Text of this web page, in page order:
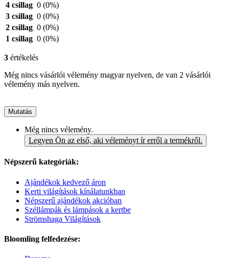
4 csillag 0 (0%)
3 csillag 0 (0%)
2 csillag 0 (0%)
1 csillag 0 (0%)
3 értékelés
Még nincs vásárlói vélemény magyar nyelven, de van 2 vásárlói
vélemény más nyelven.
Mutatás
Még nincs vélemény.
Legyen Ön az első, aki véleményt ír erről a termékről.
Népszerű kategóriák:
Ajándékok kedvező áron
Kerti világítások kínálatunkban
Népszerű ajándékok akcióban
Széllámpák és lámpások a kertbe
Strömshaga Világítások
Bloomling felfedezése: